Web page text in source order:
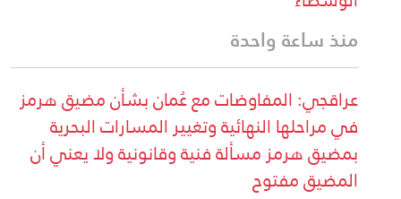
منذ ساعة واحدة
عراقجي: المفاوضات مع عُمان بشأن مضيق هرمز
في مراحلها النهائية وتغيير المسارات البحرية
بمضيق هرمز مسألة فنية وقانونية ولا يعني أن
المضيق مفتوح